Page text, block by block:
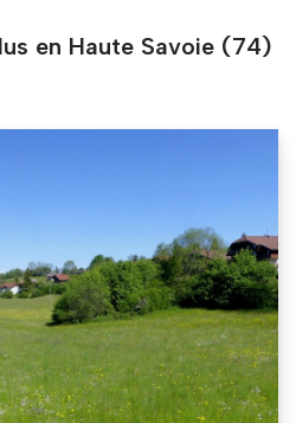
en Haute Savoie (74)